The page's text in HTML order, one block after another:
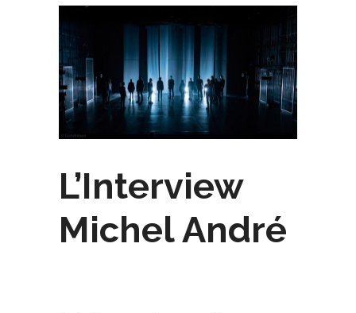
L’Interview
Michel André